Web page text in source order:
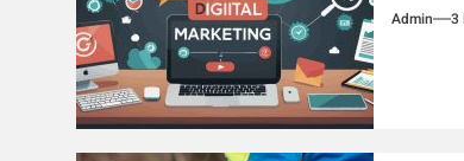
Admin 3